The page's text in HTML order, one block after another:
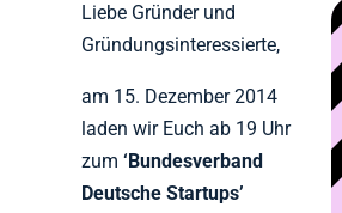
Liebe Gründer und
Gründungsinteressierte,
am 15. Dezember 2014
laden wir Euch ab 19 Uhr
zum‘Bundesverband
Deutsche Startups’